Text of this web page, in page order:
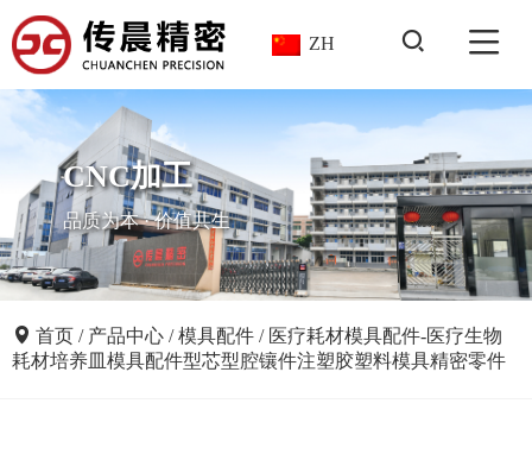
ZH
CNC加工
品质为本 · 价值共生
首页 / 产品中心 /模具配件 / 医疗耗材模具配件-医疗生物
耗材培养皿模具配件型芯型腔镶件注塑胶塑料模具精密零件